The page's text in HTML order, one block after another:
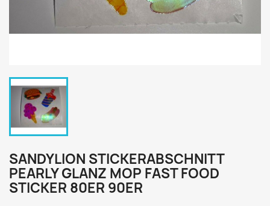
SANDYLION STICKERABSCHNITT
PEARLY GLANZ MOP FAST FOOD
STICKER 80ER 90ER